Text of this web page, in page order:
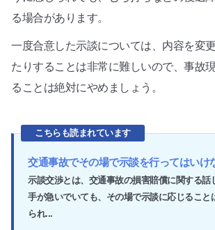
る場合があります。
一度合意した示談については、内容を変
たりすることは非常に難しいので、事故
ることは絶対にやめましょう。
こちらも読まれています
交通事故でその場で示談を行ってはいけ
示談交渉とは、交通事故の損害賠償に関する話
手が急いでいても、その場で示談に応じること
られ...